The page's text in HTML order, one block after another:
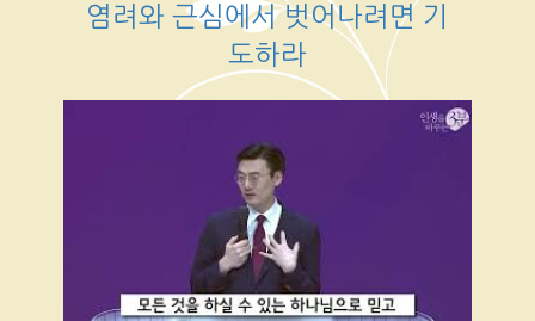
염려와 근심에서 벗어나려면 기
도하라